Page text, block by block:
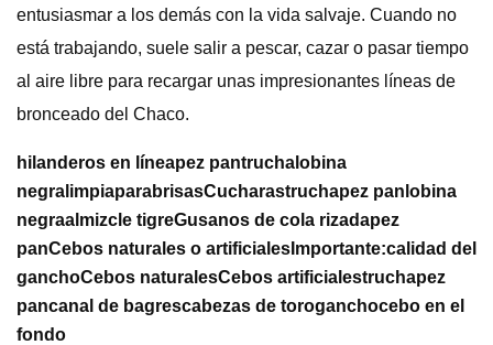
entusiasmar a los demás con la vida salvaje. Cuando no
está trabajando, suele salir a pescar, cazar o pasar tiempo
al aire libre para recargar unas impresionantes líneas de
bronceado del Chaco.
hilanderos en líneapez pantrucha lobina
negra limpiaparabrisasCucharastruchapez pan lobina
negraalmizcle tigreGusanos de cola rizadapez
panCebos naturales o artificiales Importante:calidad del
ganchoCebos naturalesCebos artificialestruchapez
pancanal de bagrescabezas de toroganchocebo en el
fondo